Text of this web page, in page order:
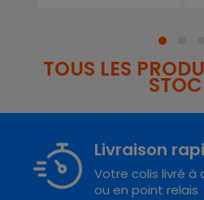
TOUS LES
Livraison
Votre colis livré à
ou en point relais